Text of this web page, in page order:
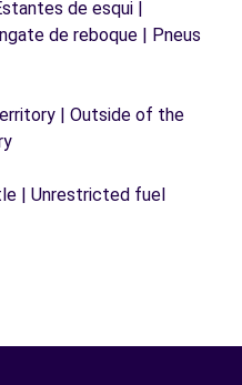
de esqui |
de reboque | Pneus
| Outside of the
| Unrestricted fuel